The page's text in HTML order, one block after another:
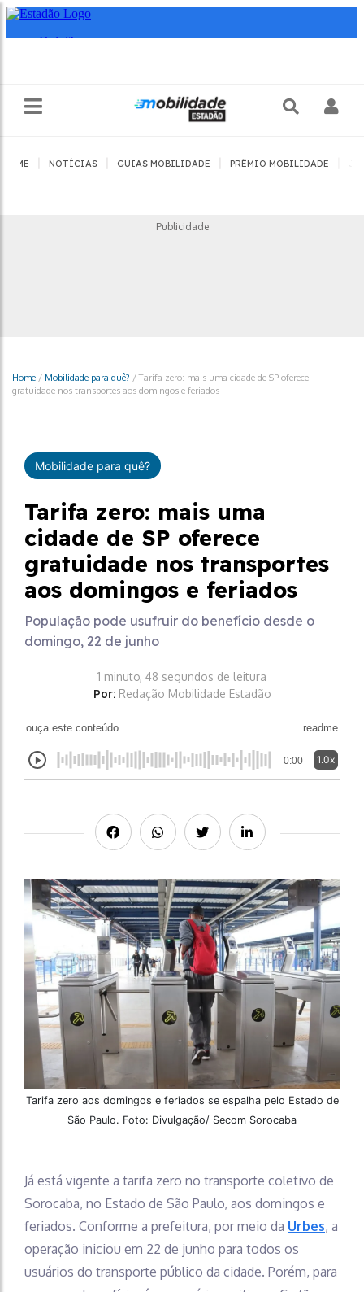
HOME NOTÍCIAS GUIAS MOBILIDADE PRÊMIO MOBILIDADE
Publicidade
Home / Mobilidade para quê? /Tarifa zero: mais uma cidade de SP oferece
gratuidade nos transportes aos domingos e feriados
Mobilidade para quê?
Tarifa zero: mais uma
cidade de SP oferece
gratuidade nos transportes
aos domingos e feriados
População pode usufruir do benefício desde o
domingo, 22 de junho
1 minuto, 48 segundos de leitura
Por: Redação Mobilidade Estadão
ouça este conteúdo readme
0:00 1.0x
Tarifa zero aos domingos e feriados se espalha pelo Estado de
São Paulo. Foto: Divulgação/ Secom Sorocaba
Já está vigente a tarifa zero no transporte coletivo de
Sorocaba, no Estado de São Paulo, aos domingos e
feriados. Conforme a prefeitura, por meio da Urbes, a
operação iniciou em 22 de junho para todos os
usuários do transporte público da cidade. Porém, para